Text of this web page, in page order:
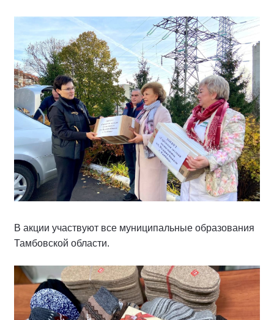
В акции участвуют все муниципальные образования
Тамбовской области.